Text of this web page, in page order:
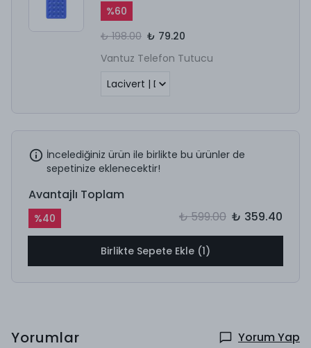
%60
₺ 198.00 ₺ 79.20
Vantuz Telefon Tutucu
İncelediğiniz ürün ile birlikte bu ürünler de
sepetinize eklenecektir!
Avantajlı Toplam
%40 ₺ 599.00 ₺ 359.40
Birlikte Sepete Ekle (1)
Yorumlar Yorum Yap